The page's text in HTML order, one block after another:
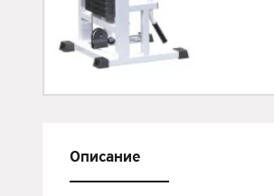
Описание